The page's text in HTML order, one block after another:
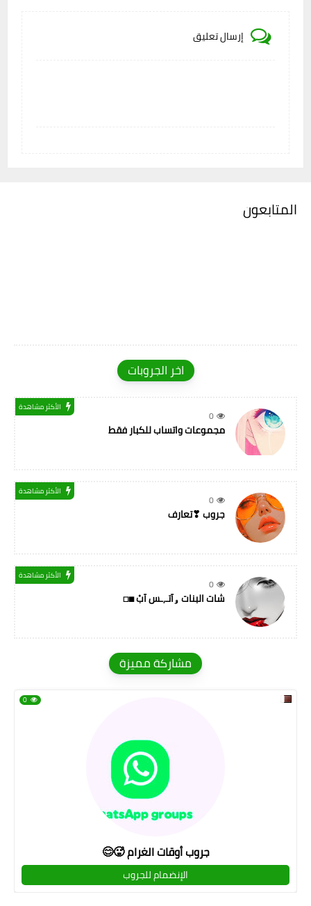
إرسال تعليق
المتابعون
اخر الجروبات
0
الأكثر مشاهدة
مجموعات واتساب للكبار فقط
0
الأكثر مشاهدة
جروب ❣تعارف
0
الأكثر مشاهدة
شات البنات ۅآتـ,ـس آبْ ◼◻
مشاركة مميزة
جروب أوقات الغرام 🥵😊
0
الإنضمام للجروب